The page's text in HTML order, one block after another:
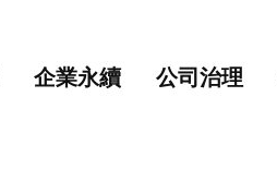
企業永續 公司治理